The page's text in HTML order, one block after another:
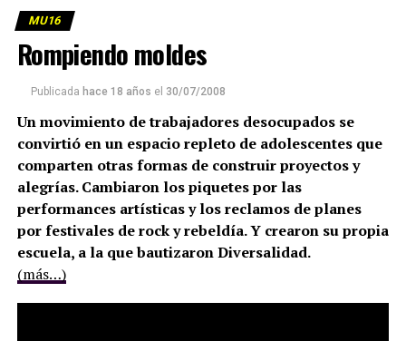
MU16
Rompiendo moldes
Publicada hace 18 años el 30/07/2008
Un movimiento de trabajadores desocupados se
convirtió en un espacio repleto de adolescentes que
comparten otras formas de construir proyectos y
alegrías. Cambiaron los piquetes por las
performances artísticas y los reclamos de planes
por festivales de rock y rebeldía. Y crearon su propia
escuela, a la que bautizaron Diversalidad.
(más…)